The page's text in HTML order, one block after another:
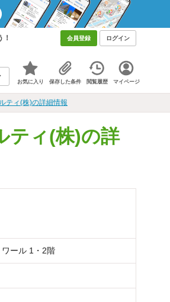
会員登録 ログイン
お気に入り 保存した条件 閲覧履歴 マイページ
ティ(株)の詳細情報
ティ(株)の詳
ール 1・2階